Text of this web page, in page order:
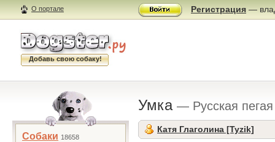
О портале Регистрация —
Добавь свою собаку!
Собаки 18658
Умка — Русская пегая
Катя Глаголина [Tyzik]